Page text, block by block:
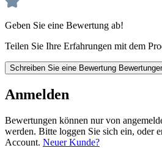
Geben Sie eine Bewertung ab!
Teilen Sie Ihre Erfahrungen mit dem
Schreiben Sie eine Bewertung
Anmelden
Bewertungen können nur von
werden. Bitte loggen Sie sich ein, oder
Account. Neuer Kunde?